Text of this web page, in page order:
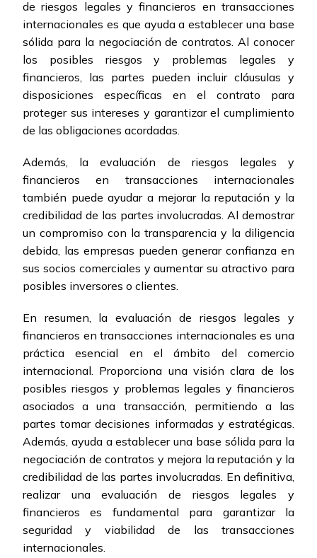
de riesgos legales y financieros en transacciones
internacionales es que ayuda a establecer una base
sólida para la negociación de contratos. Al conocer
los posibles riesgos y problemas legales y
financieros, las partes pueden incluir cláusulas y
disposiciones específicas en el contrato para
proteger sus intereses y garantizar el cumplimiento
de las obligaciones acordadas.
Además, la evaluación de riesgos legales y
financieros en transacciones internacionales
también puede ayudar a mejorar la reputación y la
credibilidad de las partes involucradas. Al demostrar
un compromiso con la transparencia y la diligencia
debida, las empresas pueden generar confianza en
sus socios comerciales y aumentar su atractivo para
posibles inversores o clientes.
En resumen, la evaluación de riesgos legales y
financieros en transacciones internacionales es una
práctica esencial en el ámbito del comercio
internacional. Proporciona una visión clara de los
posibles riesgos y problemas legales y financieros
asociados a una transacción, permitiendo a las
partes tomar decisiones informadas y estratégicas.
Además, ayuda a establecer una base sólida para la
negociación de contratos y mejora la reputación y la
credibilidad de las partes involucradas. En definitiva,
realizar una evaluación de riesgos legales y
financieros es fundamental para garantizar la
seguridad y viabilidad de las transacciones
internacionales.